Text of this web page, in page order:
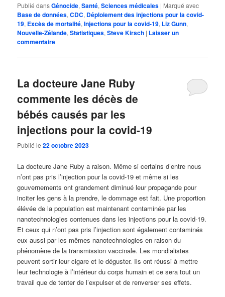
Publié dansGénocide,Santé,Sciences médicales | Marqué avec
Base de données,CDC, Déploiement des injections pour la covid-
19, Excès de mortalité,Injections pour la covid-19, Liz Gunn,
Nouvelle-Zélande,Statistiques,Steve Kirsch | Laisser un
commentaire
La docteure Jane Ruby
commente les décès de
bébés causés par les
injections pour la covid-19
Publié le22 octobre 2023
La docteure Jane Ruby a raison. Même si certains d’entre nous
n’ont pas pris l’injection pour la covid-19 et même si les
gouvernements ont grandement diminué leur propagande pour
inciter les gens à la prendre, le dommage est fait. Une proportion
élévée de la population est maintenant contaminée par les
nanotechnologies contenues dans les injections pour la covid-19.
Et ceux qui n’ont pas pris l’injection sont également contaminés
eux aussi par les mêmes nanotechnologies en raison du
phénomène de la transmission vaccinale. Les mondialistes
peuvent sortir leur cigare et le déguster. Ils ont réussi à mettre
leur technologie à l’intérieur du corps humain et ce sera tout un
travail que de tenter de l’expulser et de renverser ses effets.